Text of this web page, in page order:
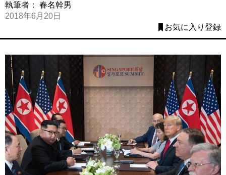
執筆者： 春名幹男
2018年6月20日
お気に入り登録